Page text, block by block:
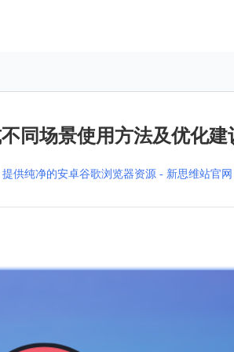
同场景使用方法及优化建
提供纯净的安卓谷歌浏览器资源 - 新思维站官网